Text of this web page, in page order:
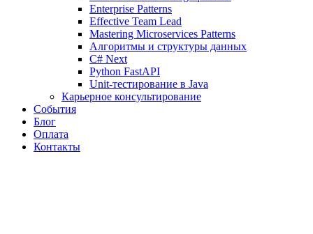
Enterprise Patterns
Effective Team Lead
Mastering Microservices Patterns
Алгоритмы и структуры данных
C# Next
Python FastAPI
Unit-тестирование в Java
Карьерное консультирование
События
Блог
Оплата
Контакты